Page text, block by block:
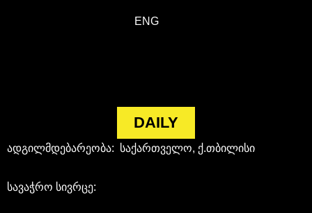
ENG
DAILY
ადგილმდებარეობა: საქართველო, ქ.თბილისი
სავაჭრო სივრცე: